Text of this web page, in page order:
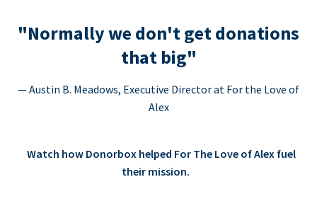
"Normally we don't get donations
that big"
— Austin B. Meadows, Executive Director at For the Love of
Alex
Watch how Donorbox helped For The Love of Alex fuel
their mission.